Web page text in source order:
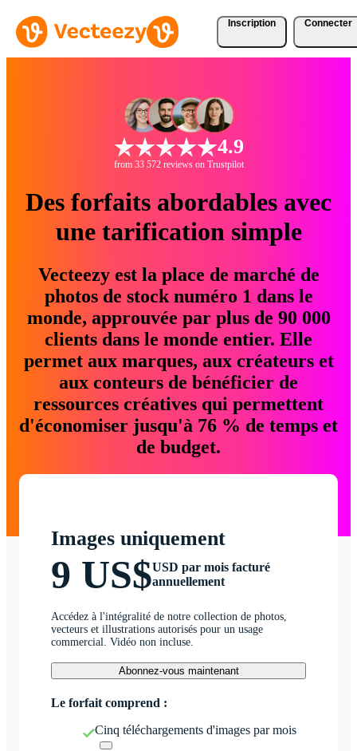
Inscription Connecter
4.9
from 33 572 reviews on Trustpilot
Des forfaits abordables avec
une tarification simple
Vecteezy est la place de marché de
photos de stock numéro 1 dans le
monde, approuvée par plus de 90 000
clients dans le monde entier. Elle
permet aux marques, aux créateurs et
aux conteurs de bénéficier de
ressources créatives qui permettent
d'économiser jusqu'à 76 % de temps et
de budget.
Images uniquement
9 US$USD par mois facturé
annuellement
Accédez à l'intégralité de notre collection de photos,
vecteurs et illustrations autorisés pour un usage
commercial. Vidéo non incluse.
Abonnez-vous maintenant
Le forfait comprend :
Cinq téléchargements d'images par mois